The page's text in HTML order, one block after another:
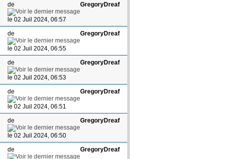
deGregoryDreaf
le 02 Juil 2024, 06:57
deGregoryDreaf
le 02 Juil 2024, 06:55
deGregoryDreaf
le 02 Juil 2024, 06:53
deGregoryDreaf
le 02 Juil 2024, 06:51
deGregoryDreaf
le 02 Juil 2024, 06:50
deGregoryDreaf